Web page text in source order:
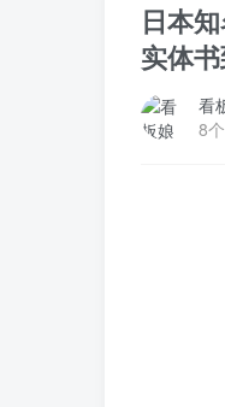
日本
实体
看
8